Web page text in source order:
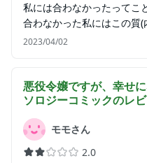
私には合わなかったってこ
合わなかった私にはこの質
2023/04/02
悪役令嬢ですが、幸せ
ソロジーコミックのレ
モモさん
2.0